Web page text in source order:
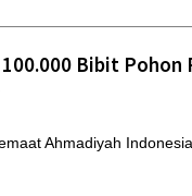
Bibit
Ahmadiyah